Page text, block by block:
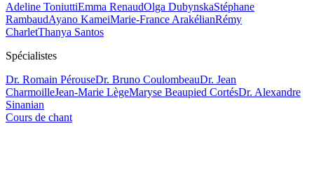
Adeline ToniuttiEmma RenaudOlga DubynskaStéphane
RambaudAyano KameiMarie-France ArakélianRémy
CharletThanya Santos
Spécialistes
Dr. Romain PérouseDr. Bruno CoulombeauDr. Jean
CharmoilleJean-Marie LègeMaryse Beaupied CortésDr. Alexandre
Sinanian
Cours de chant